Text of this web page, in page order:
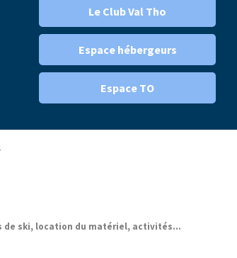
Le Club Val Tho
Espace hébergeurs
Espace TO
de ski, location du matériel, activités...